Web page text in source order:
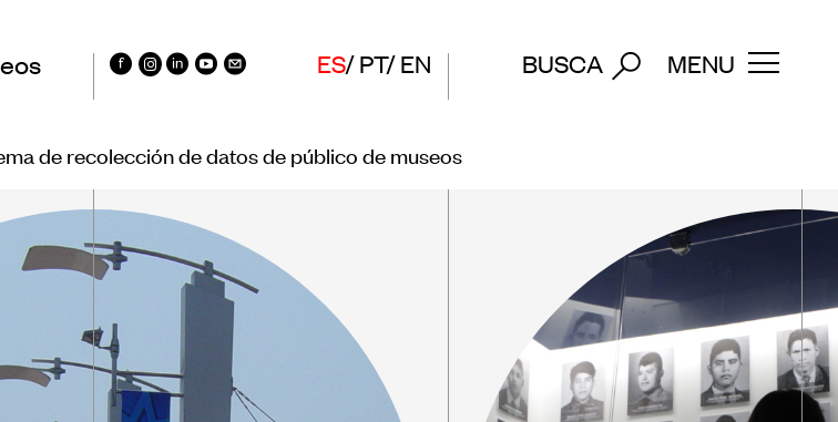
ES PT EN BUSCA MENU
Registro de Museos
Iberoamericanos
Sistema de recolección
de datos de público de
museos
Póngase en contacto
Suscríbase a nuestro
boletín de noticias
de recolección de datos de público de museos